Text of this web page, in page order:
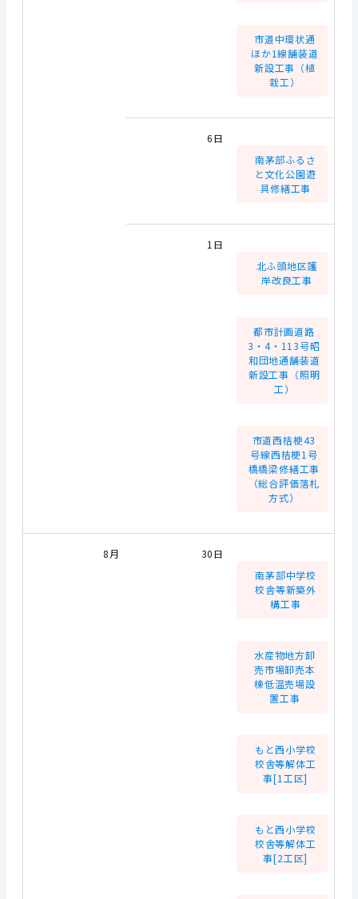
市道中環状通
ほか1線舗装道
新設工事（植
栽工）
6日
南茅部ふるさ
と文化公園遊
具修繕工事
1日
北ふ頭地区護
岸改良工事
都市計画道路
3・4・113号昭
和団地通舗装道
新設工事（照明
工）
市道西桔梗43
号線西桔梗1号
橋橋梁修繕工事
（総合評価落札
方式）
8月
30日
南茅部中学校
校舎等新築外
構工事
水産物地方卸
売市場卸売本
棟低温売場設
置工事
もと西小学校
校舎等解体工
事[1工区]
もと西小学校
校舎等解体工
事[2工区]